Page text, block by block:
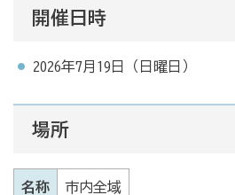
開催日時
2026年7月19日（日曜日）
場所
名称 市内全域